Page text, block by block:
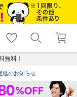
shopping_cart lock_outline
ログイン
無料！
延のお知らせ